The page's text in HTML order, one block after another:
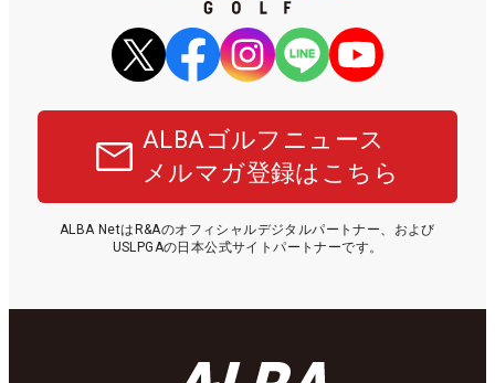
ALBAゴルフニュース
メルマガ登録はこちら
ALBA NetはR&Aのオフィシャルデジタルパートナー、および
USLPGAの日本公式サイトパートナーです。